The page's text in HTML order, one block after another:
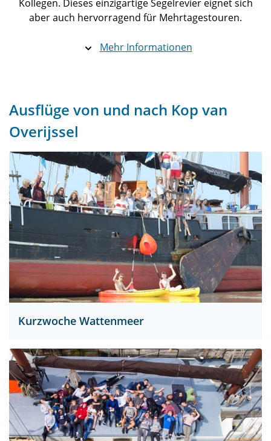
Kollegen. Dieses einzigartige Segelrevier eignet sich
aber auch hervorragend für Mehrtagestouren.
Mehr Informationen
Ausflüge von und nach Kop van
Overijssel
Kurzwoche Wattenmeer